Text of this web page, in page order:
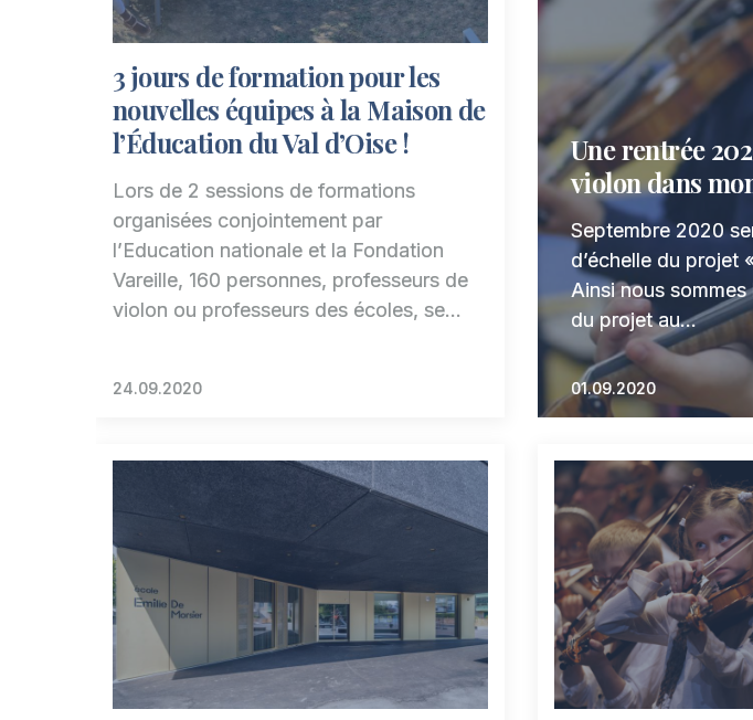
3 jours de formation pour les
nouvelles équipes à la Maison de
l’Éducation du Val d’Oise !
Lors de 2 sessions de formations
organisées conjointement par
l’Education nationale et la Fondation
Vareille, 160 personnes, professeurs de
violon ou professeurs des écoles, se…
24.09.2020
Une rentrée
violon dans
Septembre 2020
d’échelle du projet
Ainsi nous sommes
du projet au…
01.09.2020